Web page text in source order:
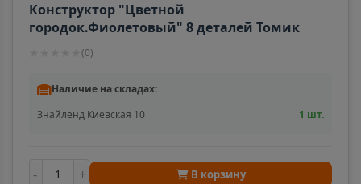
Конструктор "Цветной
городок.Фиолетовый" 8 деталей Томик
(0)
Наличие на складах:
Знайленд Киевская 10
1 шт.
- + В корзину